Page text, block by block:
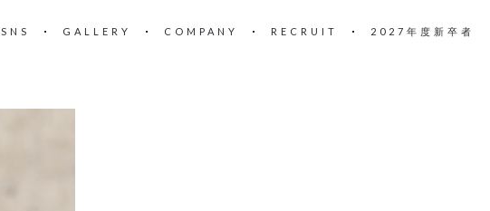
SNS GALLERY COMPANY RECRUIT 2027年度新卒者